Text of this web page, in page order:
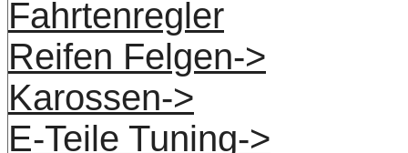
Fahrtenregler
Reifen Felgen->
Karossen->
E-Teile Tuning->